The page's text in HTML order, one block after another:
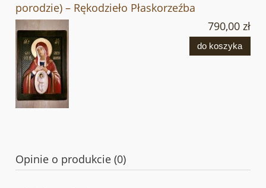
porodzie) – Rękodzieło Płaskorzeźba
790,00 zł
do koszyka
Opinie o produkcie (0)